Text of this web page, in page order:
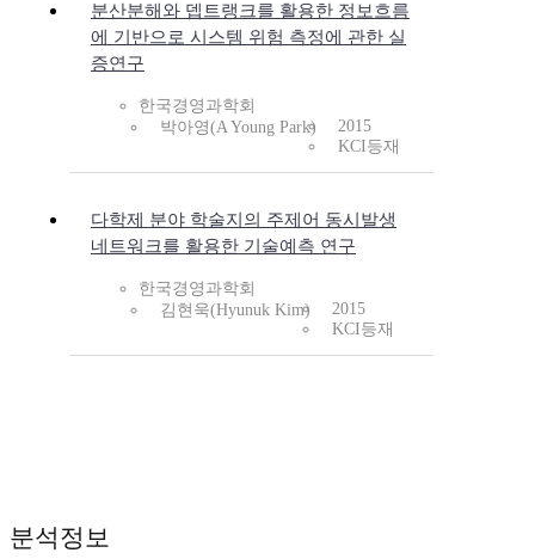
분산분해와 뎁트랭크를 활용한 정보흐름
에 기반으로 시스템 위험 측정에 관한 실
증연구
한국경영과학회
박아영(A Young Park)
2015
KCI등재
다학제 분야 학술지의 주제어 동시발생
네트워크를 활용한 기술예측 연구
한국경영과학회
김현욱(Hyunuk Kim)
2015
KCI등재
분석정보